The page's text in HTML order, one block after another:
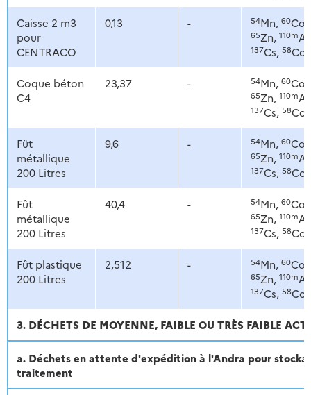
Caisse 2 m3
pour
CENTRACO
0,13 - 54Mn, 60Co,
65Zn, 110m
137Cs, 58Co
Coque béton
C4
23,37 - 54Mn, 60Co,
65Zn, 110m
137Cs, 58Co
Fût
métallique
200 Litres
9,6 - 54Mn, 60Co,
65Zn, 110m
137Cs, 58Co
Fût
métallique
200 Litres
40,4 - 54Mn, 60Co,
65Zn, 110m
137Cs, 58Co
Fût plastique
200 Litres
2,512 - 54Mn, 60Co,
65Zn, 110m
137Cs, 58Co
3. DÉCHETS DE MOYENNE, FAIBLE OU TRÈS FAIBLE
a. Déchets en attente d'expédition à l'Andra pour
traitement